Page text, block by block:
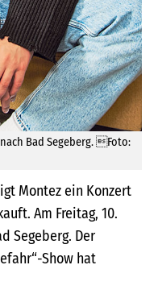
Bad Segeberg. Foto:
Montez ein Konzert
Am Freitag, 10.
Segeberg. Der
Show hat